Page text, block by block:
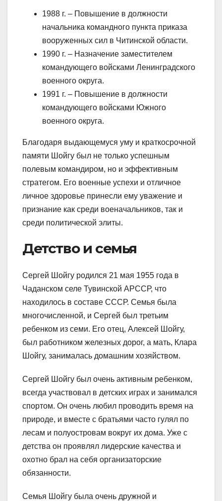
1988 г. – Повышение в должности
начальника командного пункта приказа
вооруженных сил в Читинской области.
1990 г. – Назначение заместителем
командующего войсками Ленинградского
военного округа.
1991 г. – Повышение в должности
командующего войсками Южного
военного округа.
Благодаря выдающемуся уму и краткосрочной
памяти Шойгу был не только успешным
полевым командиром, но и эффективным
стратегом. Его военные успехи и отличное
личное здоровье принесли ему уважение и
признание как среди военачальников, так и
среди политической элиты.
Детство и семья
Сергей Шойгу родился 21 мая 1955 года в
Чаданском селе Тувинской АРССР, что
находилось в составе СССР. Семья была
многочисленной, и Сергей был третьим
ребенком из семи. Его отец, Алексей Шойгу,
был работником железных дорог, а мать, Клара
Шойгу, занималась домашним хозяйством.
Сергей Шойгу был очень активным ребенком,
всегда участвовал в детских играх и занимался
спортом. Он очень любил проводить время на
природе, и вместе с братьями часто гулял по
лесам и полуостровам вокруг их дома. Уже с
детства он проявлял лидерские качества и
охотно брал на себя организаторские
обязанности.
Семья Шойгу была очень дружной и